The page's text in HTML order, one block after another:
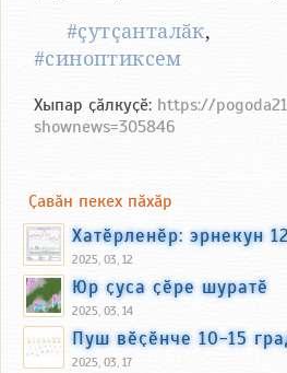
#ҫутҫанталӑк
#синоптиксем
Хыпар ҫӑлкуҫӗ: https://
shownews=305846
Ҫавӑн пекех пӑхӑр
Хатӗрленӗр: эрнекун
2025, 03, 12
Юр ҫуса ҫӗре шуратӗ
2025, 03, 14
Пуш вӗҫӗнче 10-15
2025, 03, 17